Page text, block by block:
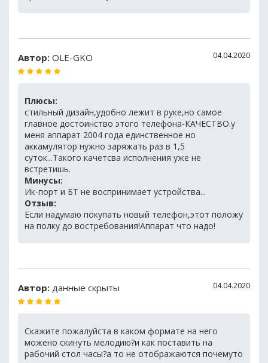
Автор: OLE-GKO 04.04.2020
Плюсы:
стильный дизайн,удобно лежит в руке,но самое
главное достоинство этого телефона-КАЧЕСТВО.у
меня аппарат 2004 года единственное но
аккамулятор нужно заряжать раз в 1,5
суток...Такого качетсва исполнения уже не
встретишь.
Минусы:
Ик-порт и БТ не воспринимает устройства...
Отзыв:
Если надумаю покупать новый телефон,этот положу
на полку до востребования!Аппарат что надо!
Автор: данные скрыты 04.04.2020
Скажите пожалуйста в каком формате на него
можено скинуть мелодию?и как поставить на
рабочий стол часы?а то не отображаются почемуто